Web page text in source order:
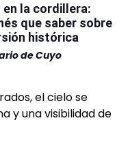
la cordillera:
que saber sobre
histórica
de Cuyo
el cielo se
y una visibilidad de